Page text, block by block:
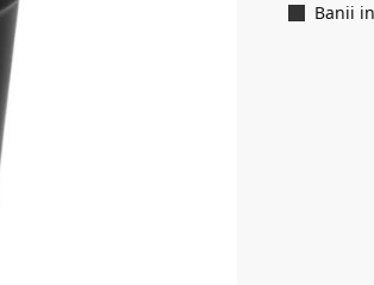
Banii